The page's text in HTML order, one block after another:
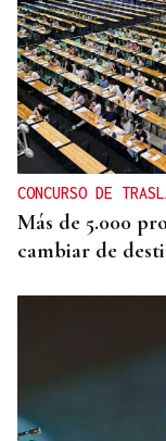
CONCURSO DE
Más de 5.000
cambiar de